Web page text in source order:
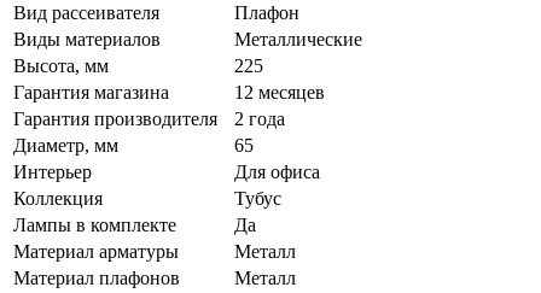
Вид рассеивателя
Плафон
Виды материалов
Металлические
Высота, мм
225
Гарантия магазина
12 месяцев
Гарантия производителя
2 года
Диаметр, мм
65
Интерьер
Для офиса
Коллекция
Тубус
Лампы в комплекте
Да
Материал арматуры
Металл
Материал плафонов
Металл